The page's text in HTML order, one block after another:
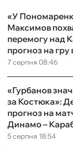
7 серпня 08:46
«У
Максимов
перемогу над
прогноз на гру
5 серпня 18:54
«Гурбанов
за Костюка»:
прогноз на
Динамо –